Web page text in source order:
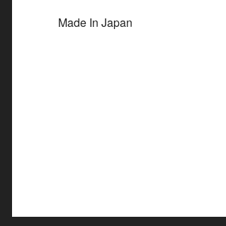
Made In Japan